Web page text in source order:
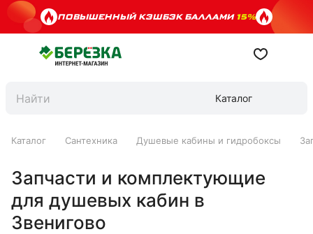
ПОВЫШЕННЫЙ КЭШБЭК БАЛЛАМИ15%
Каталог
Каталог Сантехника Душевые кабины и гидробоксы
Запчасти и комплектующие
для душевых кабин в
Звенигово